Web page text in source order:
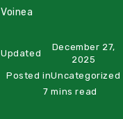
Voinea
Updated
December 27,
2025
Posted inUncategorized
7 mins read